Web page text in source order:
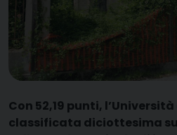
Con 52,19 punti,
classificata diciottesima